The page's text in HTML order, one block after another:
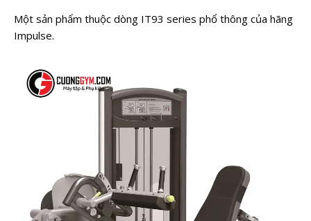
Một sản phẩm thuộc dòng IT93 series phổ thông của hãng
Impulse.